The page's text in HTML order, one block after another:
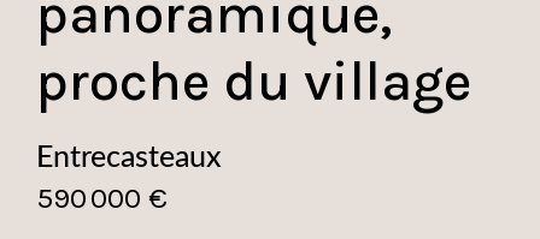
panoramique,
proche du village
Entrecasteaux
590 000 €